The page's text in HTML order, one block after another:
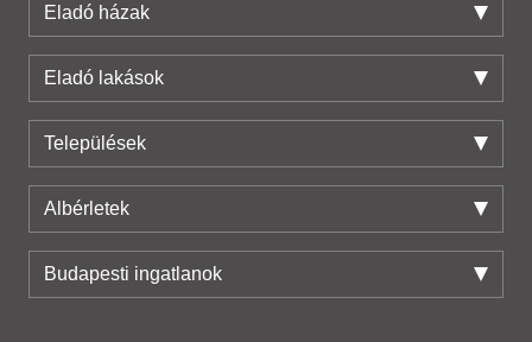
Eladó házak
Eladó lakások
Települések
Albérletek
Budapesti ingatlanok